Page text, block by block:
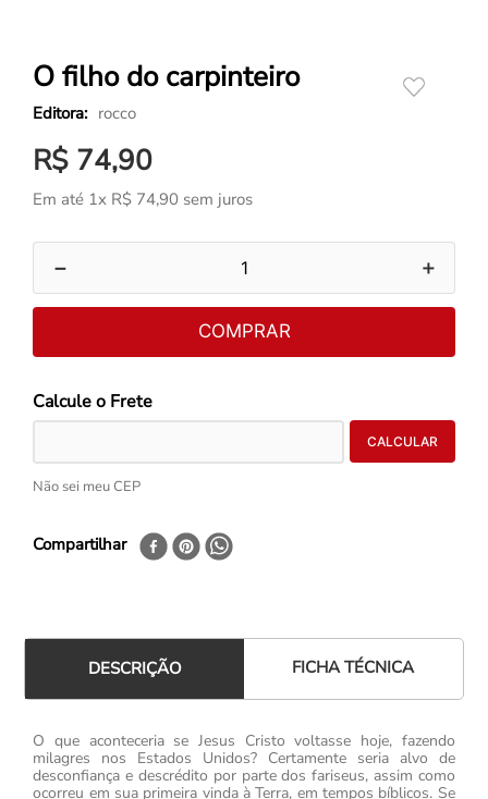
O filho do carpinteiro
rocco
R$ 74,90
Em até 1x R$ 74,90 sem juros
＋
－
COMPRAR
Não sei meu CEP
Compartilhar
DESCRIÇÃO FICHA TÉCNICA
O que aconteceria se Jesus Cristo voltasse hoje, fazendo
milagres nos Estados Unidos? Certamente seria alvo de
desconfiança e descrédito por parte dos fariseus, assim como
ocorreu em sua primeira vinda à Terra, em tempos bíblicos. Se